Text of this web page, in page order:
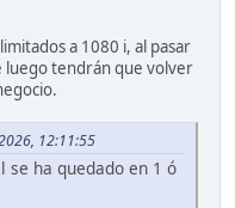
a 1080 i, al pasar
luego tendrán que volver
12:11:55
se ha quedado en 1 ó